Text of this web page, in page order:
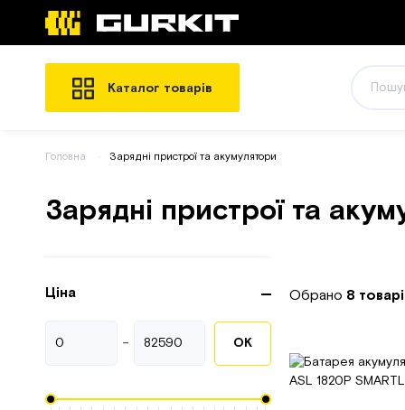
Каталог товарів
Головна Зарядні пристрої та акумулятори
Зарядні пристрої та
Ціна
- ОК
Обрано 8